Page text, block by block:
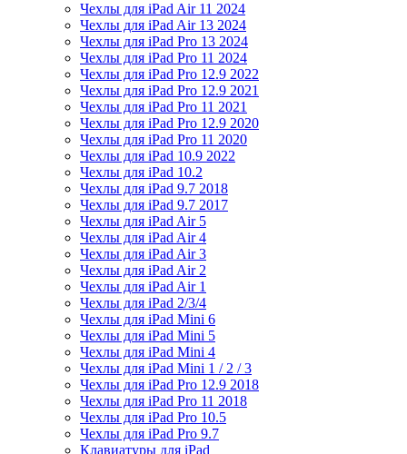
Чехлы для iPad Air 11 2024
Чехлы для iPad Air 13 2024
Чехлы для iPad Pro 13 2024
Чехлы для iPad Pro 11 2024
Чехлы для iPad Pro 12.9 2022
Чехлы для iPad Pro 12.9 2021
Чехлы для iPad Pro 11 2021
Чехлы для iPad Pro 12.9 2020
Чехлы для iPad Pro 11 2020
Чехлы для iPad 10.9 2022
Чехлы для iPad 10.2
Чехлы для iPad 9.7 2018
Чехлы для iPad 9.7 2017
Чехлы для iPad Air 5
Чехлы для iPad Air 4
Чехлы для iPad Air 3
Чехлы для iPad Air 2
Чехлы для iPad Air 1
Чехлы для iPad 2/3/4
Чехлы для iPad Mini 6
Чехлы для iPad Mini 5
Чехлы для iPad Mini 4
Чехлы для iPad Mini 1 / 2 / 3
Чехлы для iPad Pro 12.9 2018
Чехлы для iPad Pro 11 2018
Чехлы для iPad Pro 10.5
Чехлы для iPad Pro 9.7
Клавиатуры для iPad